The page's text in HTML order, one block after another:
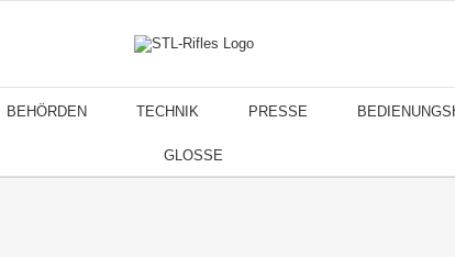
BEHÖRDEN TECHNIK PRESSE
GLOSSE